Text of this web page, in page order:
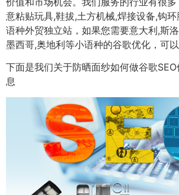
意粘贴玩具,鞋拔,土方机械,焊接设备,钩
语种外贸独立站，如果您需要意大利,斯
墨西哥,奥地利等小语种的谷歌优化，可以
下面是我们关于防晒面纱如何做谷歌
息